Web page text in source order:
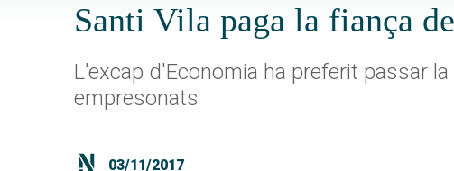
Santi Vila paga la fiança
L'excap d'Economia ha preferit passar
empresonats
03/11/2017